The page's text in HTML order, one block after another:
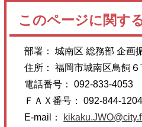
このページに関す
部署： 城南区 総務部 企画
住所： 福岡市城南区鳥飼
電話番号： 092-833-4053
ＦＡＸ番号： 092-844-1204
E-mail：